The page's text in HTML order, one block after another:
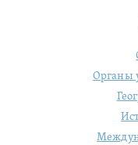
Органы